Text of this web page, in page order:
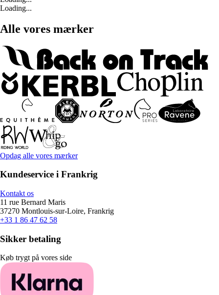
Loading...
Alle vores mærker
Opdag alle vores mærker
Kundeservice i Frankrig
Kontakt os
11 rue Bernard Maris
37270 Montlouis-sur-Loire, Frankrig
+33 1 86 47 62 58
Sikker betaling
Køb trygt på vores side